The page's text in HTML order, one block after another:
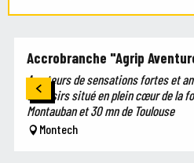
Accrobranche "Agrip
Amateurs de sensations fortes et
de loisirs situé en plein cœur de la
Montauban et 30 mn de Toulouse
Montech